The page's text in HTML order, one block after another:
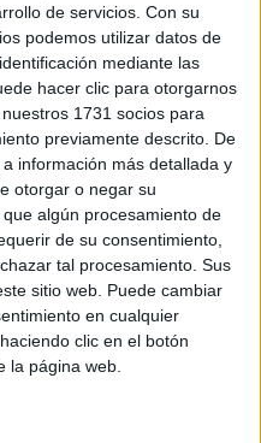
de servicios. Con su
podemos utilizar datos de
mediante las
hacer clic para otorgarnos
1731 socios para
previamente descrito. De
información más detallada y
otorgar o negar su
algún procesamiento de
de su consentimiento,
tal procesamiento. Sus
sitio web. Puede cambiar
en cualquier
clic en el botón
la página web.
por la excelencia
precisamente, sobre
de Ceuta: la Casa de
por las imponentes
su cubierta).
en el que tras exponer la
de la ciudad, proponía
día para la tercera edad.
maestría que hizo al
y otorgarle la distinción.
a María Yessica